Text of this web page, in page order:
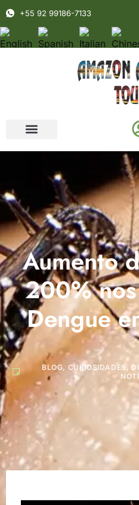
+55 92 99186-7133
Aumento
200%
Dengue
BLOG, CURIOSIDADES ,